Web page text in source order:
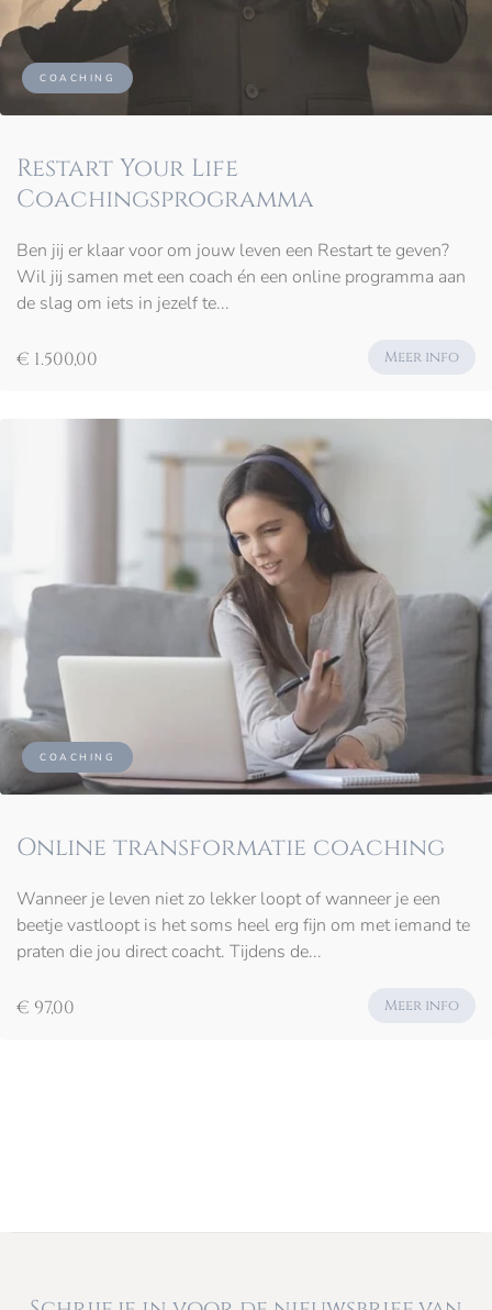
COACHING
Restart Your Life
Coachingsprogramma
Ben jij er klaar voor om jouw leven een Restart te geven?
Wil jij samen met een coach én een online programma aan
de slag om iets in jezelf te...
€ 1.500,00 Meer info
COACHING
Online transformatie coaching
Wanneer je leven niet zo lekker loopt of wanneer je een
beetje vastloopt is het soms heel erg fijn om met iemand te
praten die jou direct coacht. Tijdens de...
€ 97,00 Meer info